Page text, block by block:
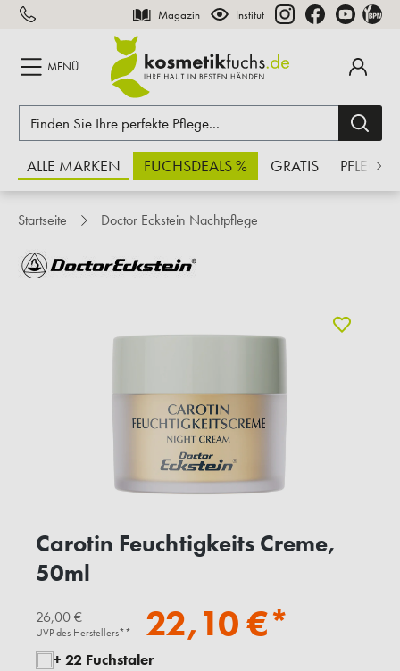
springen Magazin Institut
MENÜ
ALLE MARKEN FUCHSDEALS % GRATIS PFLEGE
Startseite Doctor Eckstein Nachtpflege
Carotin Feuchtigkeits Creme,
50ml
26,00 €
UVP des Herstellers** 22,10 €*
+ 22 Fuchstaler